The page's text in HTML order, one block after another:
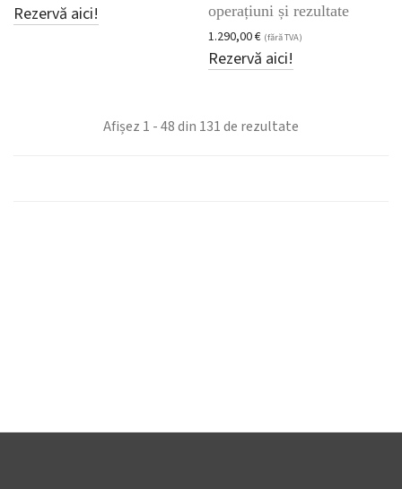
Rezervă aici!
operațiuni și rezultate
1.290,00€ (fără TVA)
Rezervă aici!
Afișez 1 - 48 din 131 de rezultate